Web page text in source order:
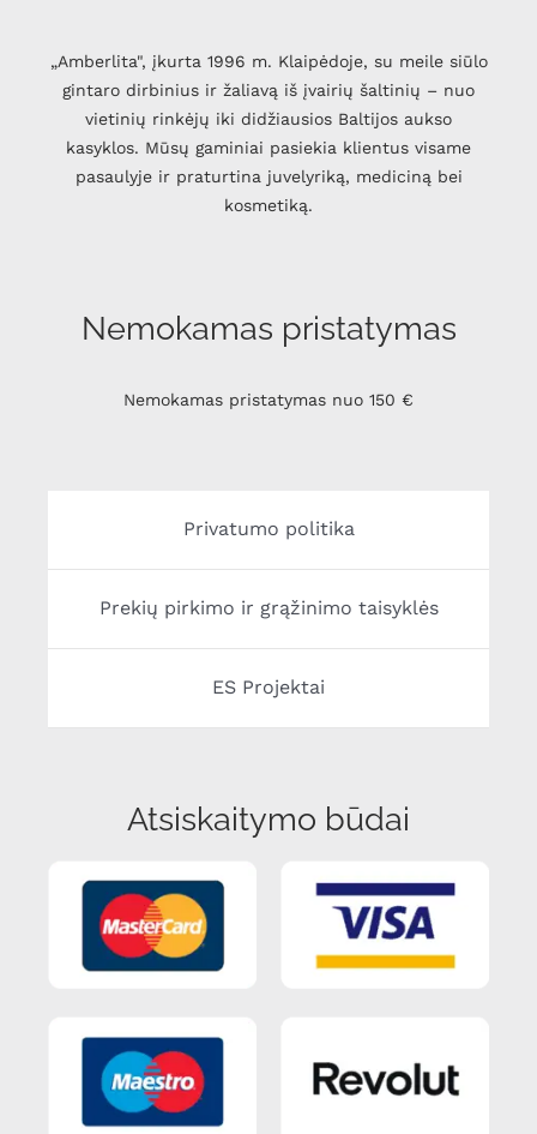
„Amberlita", įkurta 1996 m. Klaipėdoje, su meile siūlo
gintaro dirbinius ir žaliavą iš įvairių šaltinių – nuo
vietinių rinkėjų iki didžiausios Baltijos aukso
kasyklos. Mūsų gaminiai pasiekia klientus visame
pasaulyje ir praturtina juvelyriką, mediciną bei
kosmetiką.
Nemokamas pristatymas
Nemokamas pristatymas nuo 150 €
Privatumo politika
Prekių pirkimo ir grąžinimo taisyklės
ES Projektai
Atsiskaitymo būdai